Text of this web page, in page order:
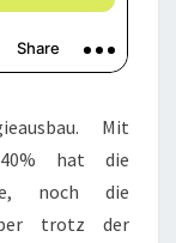
Mit
40% hat die
noch die
trotz der